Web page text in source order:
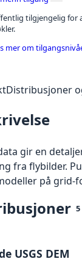
tilgjengelig for
mer om
Distribusjoner
gir en
fra flybilder.
på grid-
5
USGS DEM